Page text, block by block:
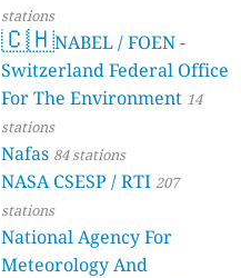
stations
🇨🇭NABEL / FOEN -
Switzerland Federal Office
For The Environment 14
stations
Nafas 84 stations
NASA CSESP / RTI 207
stations
National Agency For
Meteorology And